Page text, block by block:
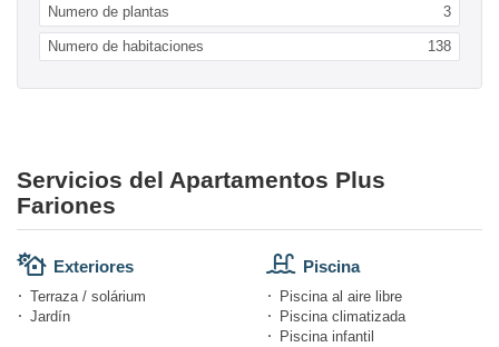
Numero de plantas 3
Numero de habitaciones 138
Servicios del Apartamentos Plus
Fariones
Exteriores
Terraza / solárium
Jardín
Piscina
Piscina al aire libre
Piscina climatizada
Piscina infantil